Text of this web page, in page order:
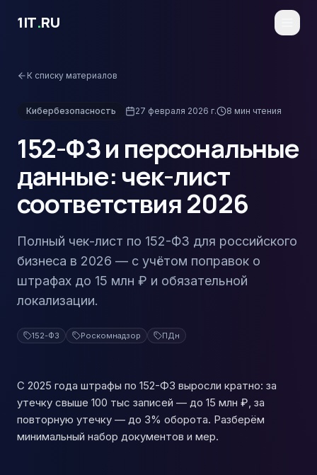
1IT.RU
К списку материалов
Кибербезопасность 27 февраля 2026 г. 8 мин чтения
152-ФЗ и персональные
данные: чек-лист
соответствия 2026
Полный чек-лист по 152-ФЗ для российского
бизнеса в 2026 — с учётом поправок о
штрафах до 15 млн ₽ и обязательной
локализации.
152-ФЗ Роскомнадзор ПДн
С 2025 года штрафы по 152-ФЗ выросли кратно: за
утечку свыше 100 тыс записей — до 15 млн ₽, за
повторную утечку — до 3% оборота. Разберём
минимальный набор документов и мер.